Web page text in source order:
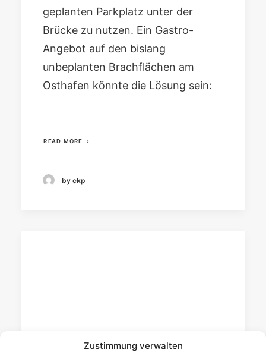
Zustimmung verwalten
geplanten Parkplatz unter der
Brücke zu nutzen. Ein Gastro-
Angebot auf den bislang
unbeplanten Brachflächen am
Osthafen könnte die Lösung sein:
READ MORE
by ckp